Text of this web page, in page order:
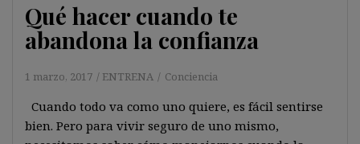
Qué hacer cuando te
abandona la confianza
1 marzo, 2017 ENTRENA Conciencia
Cuando todo va como uno quiere, es fácil sentirse
bien. Pero para vivir seguro de uno mismo,